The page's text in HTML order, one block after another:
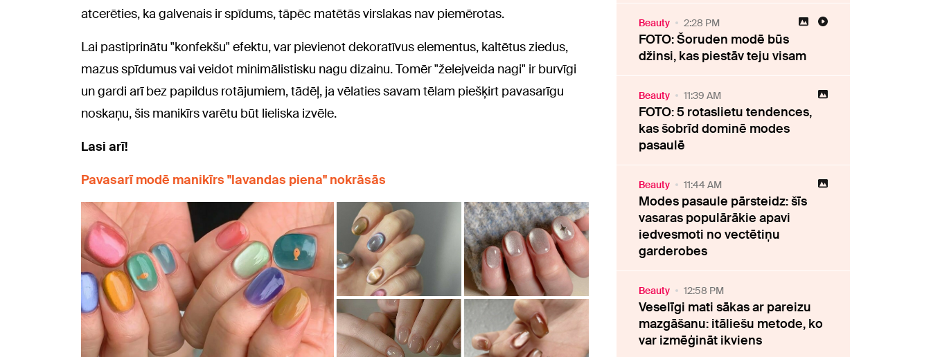
atcerēties, ka galvenais ir spīdums, tāpēc matētās virslakas nav piemērotas.
Lai pastiprinātu "konfekšu" efektu, var pievienot dekoratīvus elementus, kaltētus ziedus,
mazus spīdumus vai veidot minimālistisku nagu dizainu. Tomēr "želejveida nagi" ir burvīgi
un gardi arī bez papildus rotājumiem, tādēļ, ja vēlaties savam tēlam piešķirt pavasarīgu
noskaņu, šis manikīrs varētu būt lieliska izvēle.
Lasi arī!
Pavasarī modē manikīrs "lavandas piena" nokrāsās
Beauty 2:28 PM
FOTO: Šoruden modē būs
džinsi, kas piestāv teju visam
Beauty 11:39 AM
FOTO: 5 rotaslietu tendences,
kas šobrīd dominē modes
pasaulē
Beauty 11:44 AM
Modes pasaule pārsteidz: šīs
vasaras populārākie apavi
iedvesmoti no vectētiņu
garderobes
Beauty 12:58 PM
Veselīgi mati sākas ar pareizu
mazgāšanu: itāliešu metode, ko
var izmēģināt ikviens